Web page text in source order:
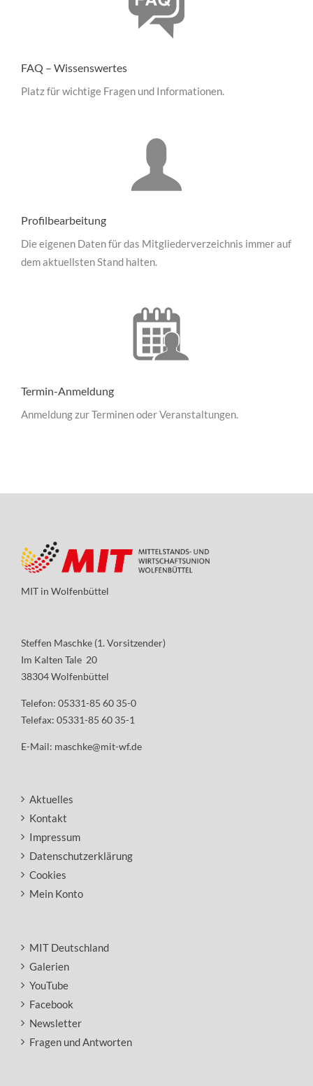
FAQ – Wissenswertes
Platz für wichtige Fragen und Informationen.
Profilbearbeitung
Die eigenen Daten für das Mitgliederverzeichnis immer auf
dem aktuellsten Stand halten.
Termin-Anmeldung
Anmeldung zur Terminen oder Veranstaltungen.
MIT in Wolfenbüttel
Steffen Maschke (1. Vorsitzender)
Im Kalten Tale 20
38304 Wolfenbüttel
Telefon: 05331-85 60 35-0
Telefax: 05331-85 60 35-1
E-Mail: maschke@mit-wf.de
Aktuelles
Kontakt
Impressum
Datenschutzerklärung
Cookies
Mein Konto
MIT Deutschland
Galerien
YouTube
Facebook
Newsletter
Fragen und Antworten